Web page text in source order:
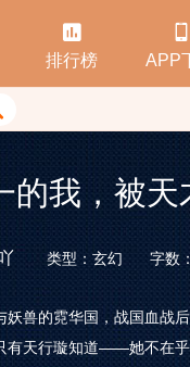

排行榜

APP
的我，被
类型：玄幻 字数
妖兽的霓华国，战国血战
有天行璇知道——她不在